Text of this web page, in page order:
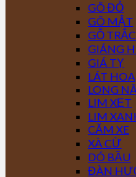
GÕ ĐỎ
GÕ MẬT
GỖ TRẮC
GIÁNG
GIÁ TỴ
LÁT HOA
LONG
LIM XẸT
LIM
CĂM XE
XÀ CỪ
DÓ BẦU
ĐÀN